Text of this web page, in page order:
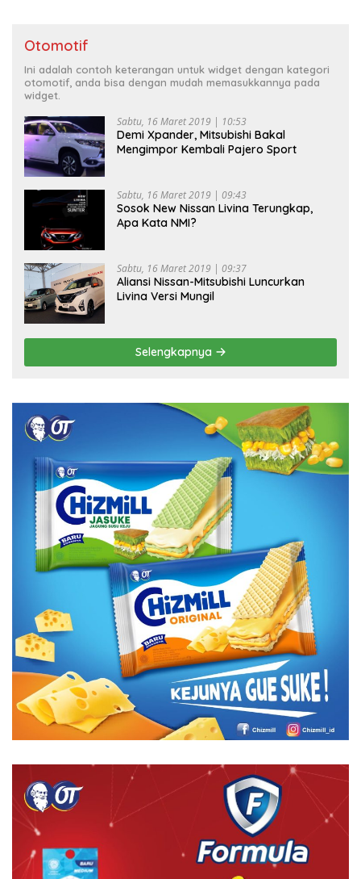
Otomotif
Ini adalah contoh keterangan untuk widget dengan kategori
otomotif, anda bisa dengan mudah memasukkannya pada
widget.
Sabtu, 16 Maret 2019 | 10:53
Demi Xpander, Mitsubishi Bakal
Mengimpor Kembali Pajero Sport
Sabtu, 16 Maret 2019 | 09:43
Sosok New Nissan Livina Terungkap,
Apa Kata NMI?
Sabtu, 16 Maret 2019 | 09:37
Aliansi Nissan-Mitsubishi Luncurkan
Livina Versi Mungil
Selengkapnya